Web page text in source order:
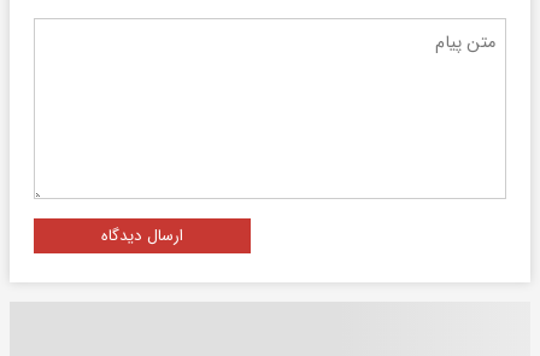
ارسال دیدگاه